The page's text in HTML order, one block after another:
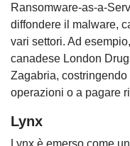
Ransomware-as-a-
diffondere il malware,
vari settori. Ad
canadese London
Zagabria,
operazioni o a pagare
Lynx
Lynx è emerso come